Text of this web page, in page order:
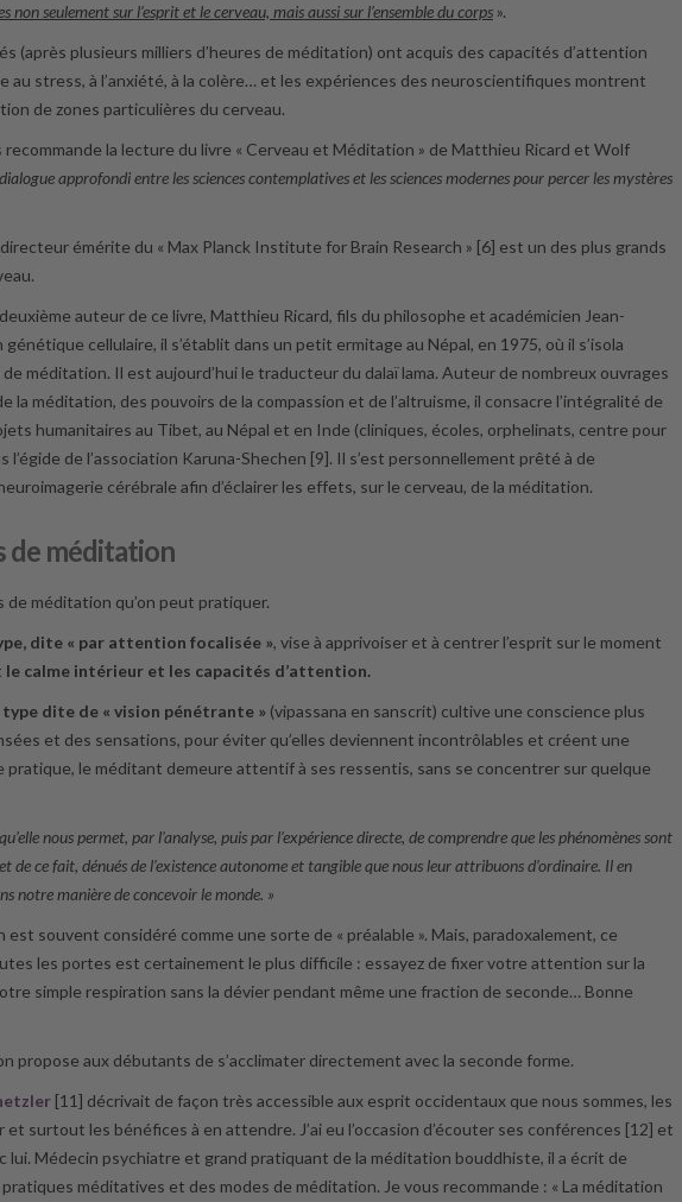
non seulement sur l’esprit et le cerveau, maisaussi sur l’ensemble du corps ».
(après plusieurs milliers d’heures de méditation) ont acquis des capacités d’attention
au stress, à l’anxiété, à la colère… et les expériences des neuroscientifiques montrent
de zones particulières du cerveau.
recommande la lecture du livre « Cerveau et Méditation » de Matthieu Ricard et Wolf
approfondi entre les sciences contemplatives et les sciences modernes pour percer les mystères
émérite du « Max Planck Institute for Brain Research » [6] est un des plus grands
auteur de ce livre, Matthieu Ricard, fils du philosophe et académicien Jean-
cellulaire, il s’établit dans un petit ermitage au Népal, en 1975, où il s’isola
méditation. Il est aujourd’hui le traducteur du dalaï lama. Auteur de nombreux ouvrages
la méditation, des pouvoirs de la compassion et de l’altruisme, il consacre l’intégralité de
humanitaires au Tibet, au Népal et en Inde (cliniques, écoles, orphelinats, centre pour
l’égide de l’association Karuna-Shechen [9]. Il s’est personnellement prêté à de
cérébrale afin d’éclairer les effets, sur le cerveau, de la méditation.
de méditation
méditation qu’on peut pratiquer.
dite « par attention focalisée », vise à apprivoiser et à centrer l’esprit sur le moment
le calme intérieur et les capacités d’attention.
dite de « vision pénétrante » (vipassana en sanscrit) cultive une conscience plus
et des sensations, pour éviter qu’elles deviennent incontrôlables et créent une
le méditant demeure attentif à ses ressentis, sans se concentrer sur quelque
qu’elle nous permet, par l’analyse, puis par l’expérience directe, de comprendre que les phénomènes sont
de ce fait, dénués de l’existence autonome et tangible que nous leur attribuons d’ordinaire. Il en
notre manière de concevoir le monde. »
souvent considéré comme une sorte de « préalable ». Mais, paradoxalement, ce
les portes est certainement le plus difficile : essayez de fixer votre attention sur la
simple respiration sans la dévier pendant même une fraction de seconde… Bonne
propose aux débutants de s’acclimater directement avec la seconde forme.
[11] décrivait de façon très accessible aux esprit occidentaux que nous sommes, les
surtout les bénéfices à en attendre. J’ai eu l’occasion d’écouter ses conférences [12] et
lui. Médecin psychiatre et grand pratiquant de la méditation bouddhiste, il a écrit de
méditatives et des modes de méditation. Je vous recommande : « La méditation